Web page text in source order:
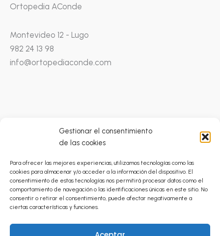
Gestionar el consentimiento
de las cookies
Para ofrecer las mejores experiencias, utilizamos tecnologías como las
cookies para almacenar y/o acceder a la información del dispositivo. El
consentimiento de estas tecnologías nos permitirá procesar datos como el
comportamiento de navegación o las identificaciones únicas en este sitio. No
consentir o retirar el consentimiento, puede afectar negativamente a
ciertas características y funciones.
Ortopedia AConde
Montevideo 12 - Lugo
982 24 13 98
info@ortopediaconde.com
Catálogo Prestaciones Ortoprótesicas
Política de Privacidad
Envíos
Cancelaciones y Devoluciones